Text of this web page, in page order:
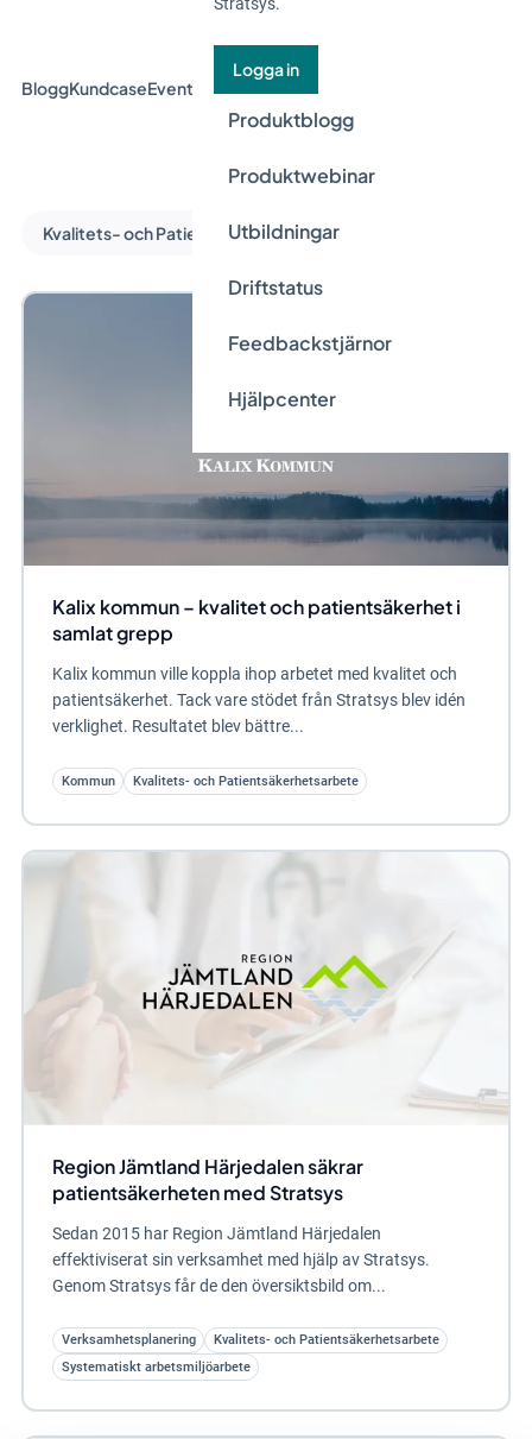
Logga in
Produktblogg
Produktwebinar
Utbildningar
Driftstatus
Feedbackstjärnor
Hjälpcenter
BloggKundcaseEvent & Webinar
Kvalitets- och Patientsäkerhetsarbete
Kalix kommun – kvalitet och patientsäkerhet i
samlat grepp
Kalix kommun ville koppla ihop arbetet med kvalitet och
patientsäkerhet. Tack vare stödet från Stratsys blev idén
verklighet. Resultatet blev bättre...
Kommun Kvalitets- och Patientsäkerhetsarbete
Region Jämtland Härjedalen säkrar
patientsäkerheten med Stratsys
Sedan 2015 har Region Jämtland Härjedalen
effektiviserat sin verksamhet med hjälp av Stratsys.
Genom Stratsys får de den översiktsbild om...
Verksamhetsplanering
Kvalitets- och Patientsäkerhetsarbete
Systematiskt arbetsmiljöarbete